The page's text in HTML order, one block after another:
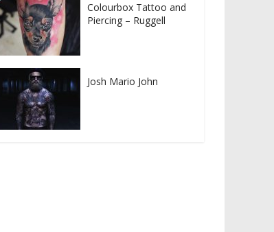
Colourbox Tattoo and
Piercing – Ruggell
Josh Mario John